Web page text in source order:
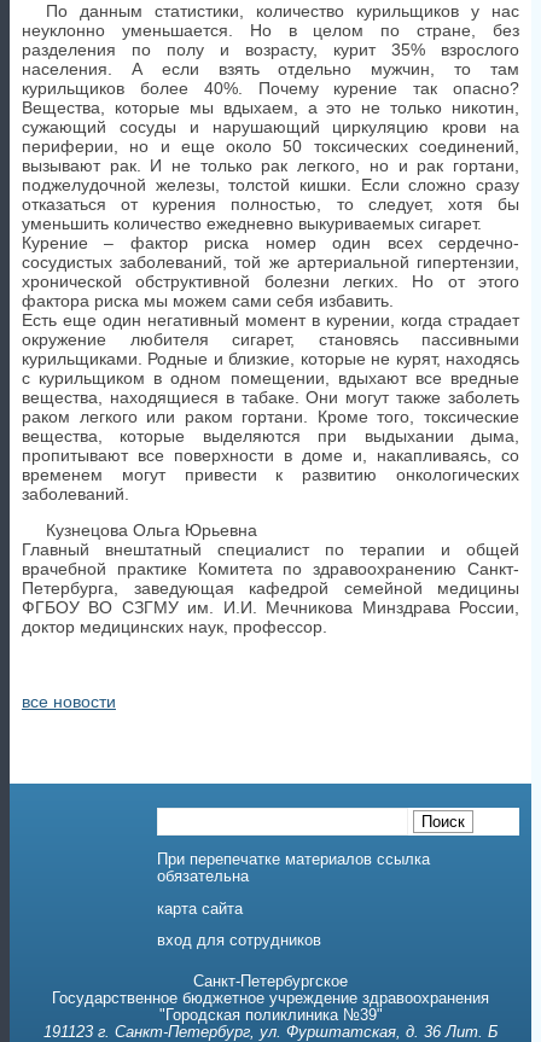
По данным статистики, количество курильщиков у нас
неуклонно уменьшается. Но в целом по стране, без
разделения по полу и возрасту, курит 35% взрослого
населения. А если взять отдельно мужчин, то там
курильщиков более 40%. Почему курение так опасно?
Вещества, которые мы вдыхаем, а это не только никотин,
сужающий сосуды и нарушающий циркуляцию крови на
периферии, но и еще около 50 токсических соединений,
вызывают рак. И не только рак легкого, но и рак гортани,
поджелудочной железы, толстой кишки. Если сложно сразу
отказаться от курения полностью, то следует, хотя бы
уменьшить количество ежедневно выкуриваемых сигарет.
Курение – фактор риска номер один всех сердечно-
сосудистых заболеваний, той же артериальной гипертензии,
хронической обструктивной болезни легких. Но от этого
фактора риска мы можем сами себя избавить.
Есть еще один негативный момент в курении, когда страдает
окружение любителя сигарет, становясь пассивными
курильщиками. Родные и близкие, которые не курят, находясь
с курильщиком в одном помещении, вдыхают все вредные
вещества, находящиеся в табаке. Они могут также заболеть
раком легкого или раком гортани. Кроме того, токсические
вещества, которые выделяются при выдыхании дыма,
пропитывают все поверхности в доме и, накапливаясь, со
временем могут привести к развитию онкологических
заболеваний.
Кузнецова Ольга Юрьевна
Главный внештатный специалист по терапии и общей
врачебной практике Комитета по здравоохранению Санкт-
Петербурга, заведующая кафедрой семейной медицины
ФГБОУ ВО СЗГМУ им. И.И. Мечникова Минздрава России,
доктор медицинских наук, профессор.
все новости
При перепечатке материалов ссылка
обязательна
карта сайта
вход для сотрудников
Санкт-Петербургское
Государственное бюджетное учреждение здравоохранения
"Городская поликлиника №39"
191123 г. Санкт-Петербург, ул. Фурштатская, д. 36 Лит. Б